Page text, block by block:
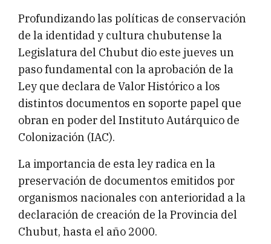
Profundizando las políticas de conservación
de la identidad y cultura chubutense la
Legislatura del Chubut dio este jueves un
paso fundamental con la aprobación de la
Ley que declara de Valor Histórico a los
distintos documentos en soporte papel que
obran en poder del Instituto Autárquico de
Colonización (IAC).
La importancia de esta ley radica en la
preservación de documentos emitidos por
organismos nacionales con anterioridad a la
declaración de creación de la Provincia del
Chubut, hasta el año 2000.